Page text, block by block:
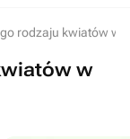
rodzaju kwiatów w
w